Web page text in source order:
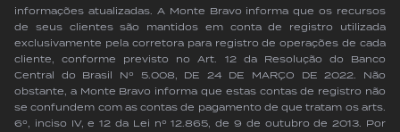
informações atualizadas. A Monte Bravo informa que os recursos
de seus clientes são mantidos em conta de registro utilizada
exclusivamente pela corretora para registro de operações de cada
cliente, conforme previsto no Art. 12 da Resolução do Banco
Central do Brasil Nº 5.008, DE 24 DE MARÇO DE 2022. Não
obstante, a Monte Bravo informa que estas contas de registro não
se confundem com as contas de pagamento de que tratam os arts.
6º, inciso IV, e 12 da Lei nº 12.865, de 9 de outubro de 2013. Por